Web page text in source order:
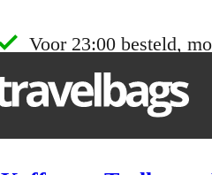
Voor 23:00 besteld,